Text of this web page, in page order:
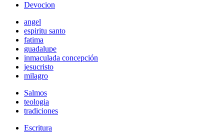
Devocion
angel
espiritu santo
fatima
guadalupe
inmaculada concepción
jesucristo
milagro
Salmos
teologia
tradiciones
Escritura